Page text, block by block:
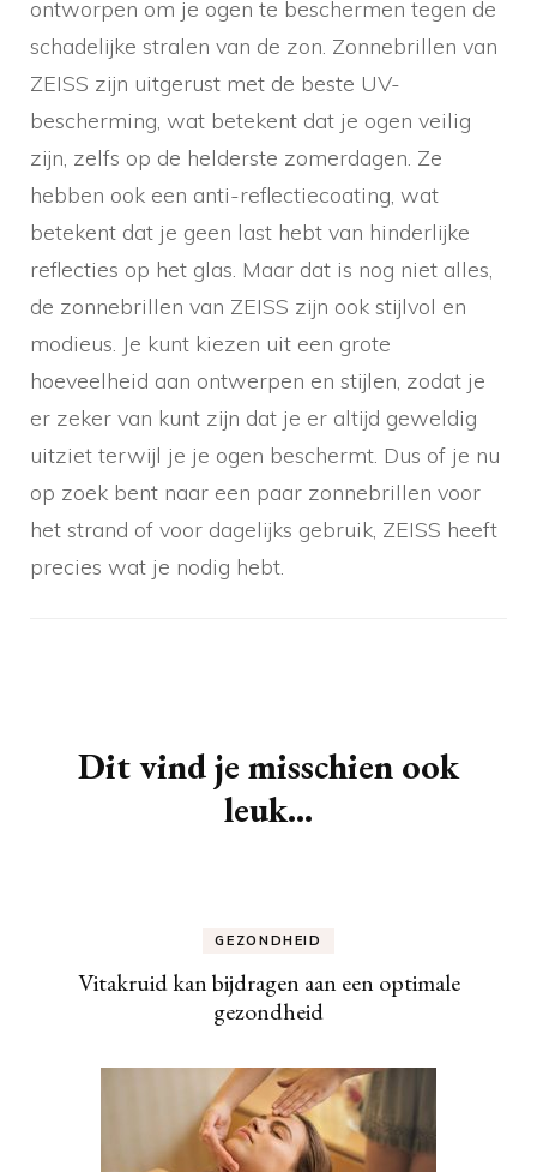
ontworpen om je ogen te beschermen tegen de
schadelijke stralen van de zon. Zonnebrillen van
ZEISS zijn uitgerust met de beste UV-
bescherming, wat betekent dat je ogen veilig
zijn, zelfs op de helderste zomerdagen. Ze
hebben ook een anti-reflectiecoating, wat
betekent dat je geen last hebt van hinderlijke
reflecties op het glas. Maar dat is nog niet alles,
de zonnebrillen van ZEISS zijn ook stijlvol en
modieus. Je kunt kiezen uit een grote
hoeveelheid aan ontwerpen en stijlen, zodat je
er zeker van kunt zijn dat je er altijd geweldig
uitziet terwijl je je ogen beschermt. Dus of je nu
op zoek bent naar een paar zonnebrillen voor
het strand of voor dagelijks gebruik, ZEISS heeft
precies wat je nodig hebt.
Dit vind je misschien ook
leuk...
GEZONDHEID
Vitakruid kan bijdragen aan een optimale
gezondheid